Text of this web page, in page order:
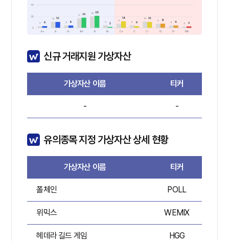
신규 거래지원 가상자산
가상자산 이름 티커
- -
유의종목 지정 가상자산 상세 현황
가상자산 이름 티커
폴체인 POLL
위믹스 WEMIX
헤데라 길드 게임 HGG